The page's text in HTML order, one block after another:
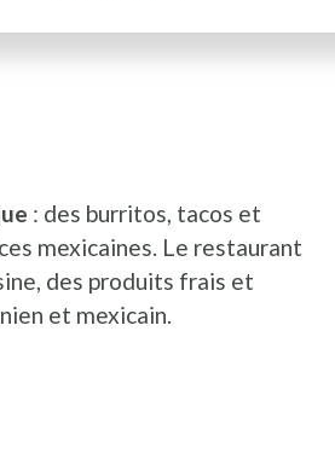
: des burritos, tacos et
mexicaines. Le restaurant
des produits frais et
et mexicain.